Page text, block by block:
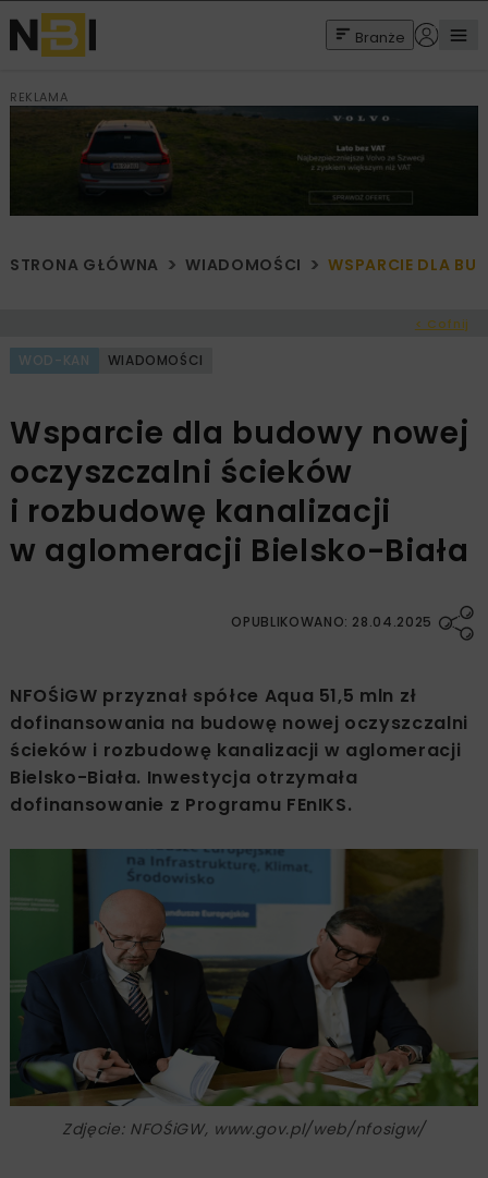
Branże
REKLAMA
STRONA GŁÓWNA WIADOMOŚCI WSPARCIE DLA
< Cofnij
WOD-KAN WIADOMOŚCI
Wsparcie dla budowy nowej
oczyszczalni ścieków
i rozbudowę kanalizacji
w aglomeracji Bielsko-Biała
OPUBLIKOWANO: 28.04.2025
NFOŚiGW przyznał spółce Aqua 51,5 mln zł
dofinansowania na budowę nowej oczyszczalni
ścieków i rozbudowę kanalizacji w aglomeracji
Bielsko-Biała. Inwestycja otrzymała
dofinansowanie z Programu FEnIKS.
Zdjęcie: NFOŚiGW, www.gov.pl/web/nfosigw/